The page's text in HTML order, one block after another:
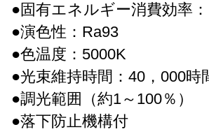
●固有エネルギー消費効率
●演色性：Ra93
●色温度：5000K
●光束維持時間：40，000時
●調光範囲（約1～100％）
●落下防止機構付